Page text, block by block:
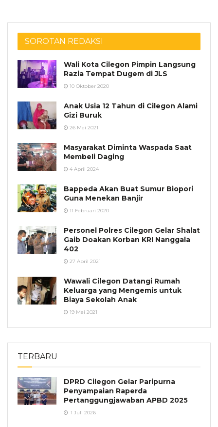
SOROTAN REDAKSI
Wali Kota Cilegon Pimpin Langsung
Razia Tempat Dugem di JLS
10 Oktober 2020
Anak Usia 12 Tahun di Cilegon Alami
Gizi Buruk
26 Mei 2021
Masyarakat Diminta Waspada Saat
Membeli Daging
4 April 2024
Bappeda Akan Buat Sumur Biopori
Guna Menekan Banjir
11 Februari 2020
Personel Polres Cilegon Gelar Shalat
Gaib Doakan Korban KRI Nanggala
402
27 April 2021
Wawali Cilegon Datangi Rumah
Keluarga yang Mengemis untuk
Biaya Sekolah Anak
19 Mei 2021
TERBARU
DPRD Cilegon Gelar Paripurna
Penyampaian Raperda
Pertanggungjawaban APBD 2025
1 Juli 2026